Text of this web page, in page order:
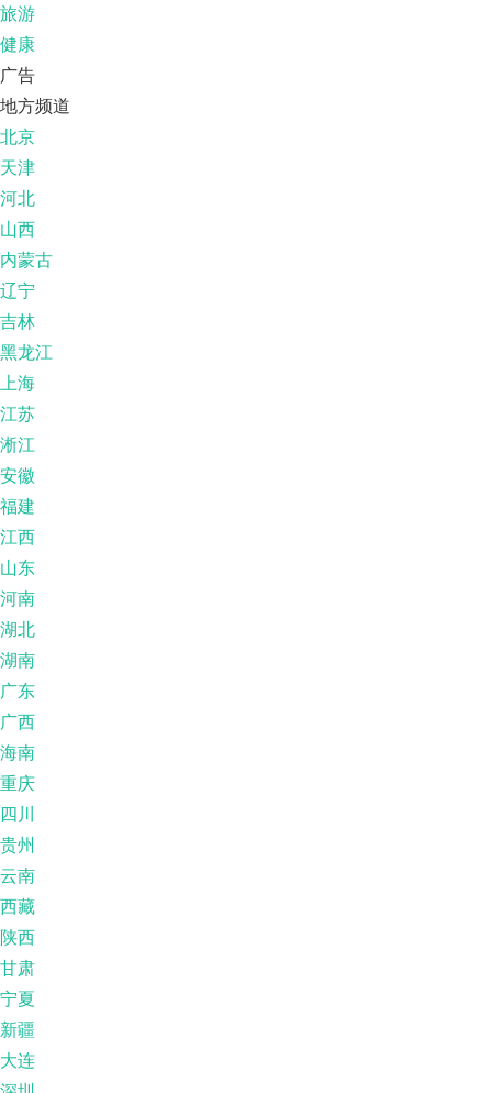
旅游
健康
广告
地方频道
北京
天津
河北
山西
内蒙古
辽宁
吉林
黑龙江
上海
江苏
淅江
安徽
福建
江西
山东
河南
湖北
湖南
广东
广西
海南
重庆
四川
贵州
云南
西藏
陕西
甘肃
宁夏
新疆
大连